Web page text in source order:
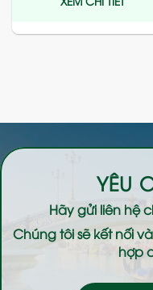
YÊU
Hãy gửi liên hệ
Chúng tôi sẽ kết nối
hợp